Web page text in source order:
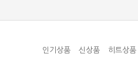
인기상품 신상품 히트상품